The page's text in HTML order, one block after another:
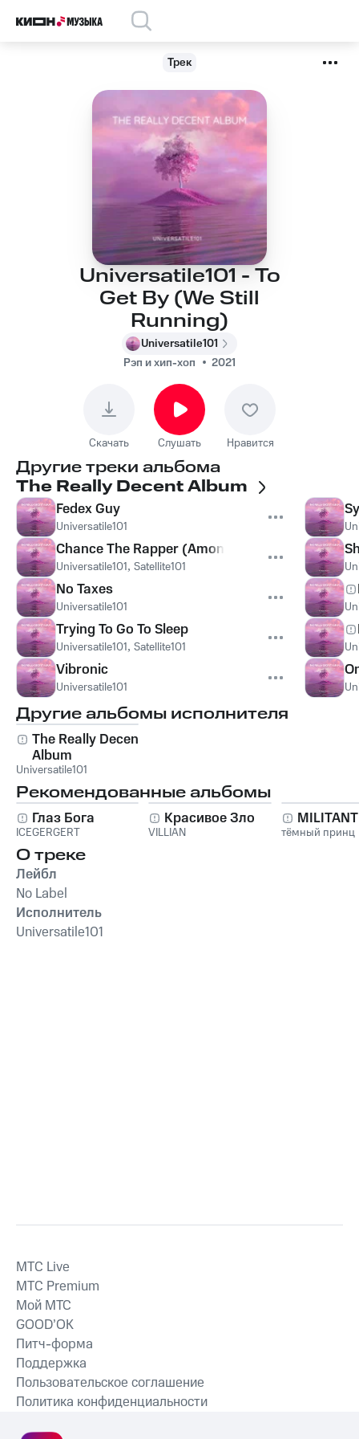
Трек
Universatile101 - To
Get By (We Still
Running)
Universatile101
Рэп и хип-хоп
2021
Скачать Слушать Нравится
Другие треки альбома
The Really Decent Album
Fedex Guy
Universatile101
Chance The Rapper (Among the Stars)
Universatile101, Satellite101
No Taxes
Universatile101
Trying To Go To Sleep
Universatile101, Satellite101
Vibronic
Universatile101
Другие альбомы исполнителя
The Really Decent
Album
Universatile101
Рекомендованные альбомы
Глаз Бога
ICEGERGERT
Красивое Зло
VILLIAN тёмный принц
О треке
Лейбл
No Label
Исполнитель
Universatile101
MTС Live
MTС Premium
Мой МТС
GOOD’OK
Питч-форма
Поддержка
Пользовательское соглашение
Политика конфиденциальности